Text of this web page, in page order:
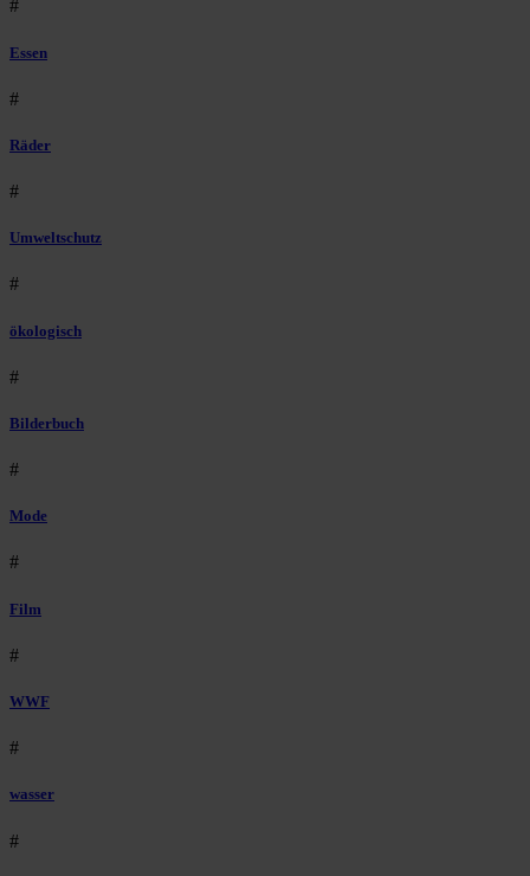
#
Essen
#
Räder
#
Umweltschutz
#
ökologisch
#
Bilderbuch
#
Mode
#
Film
#
WWF
#
wasser
#